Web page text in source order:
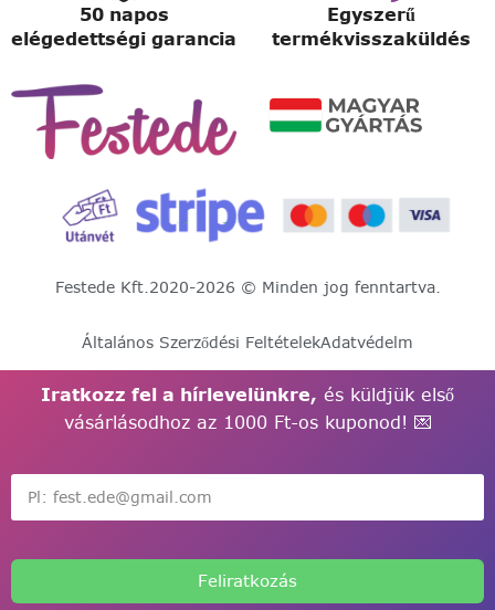
50 napos
elégedettségi garancia
Egyszerű
termékvisszaküldés
Festede Kft.2020-2026 © Minden jog fenntartva.
Általános Szerződési FeltételekAdatvédelm
Iratkozz fel a hírlevelünkre, és küldjük első
vásárlásodhoz az 1000 Ft-os kuponod! 💌
Feliratkozás